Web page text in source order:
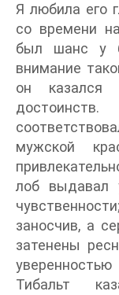
Я любила его
со времени
был шанс у
внимание
он казался
мужской
лоб выдавал
заносчив, а
затенены
Тибальт